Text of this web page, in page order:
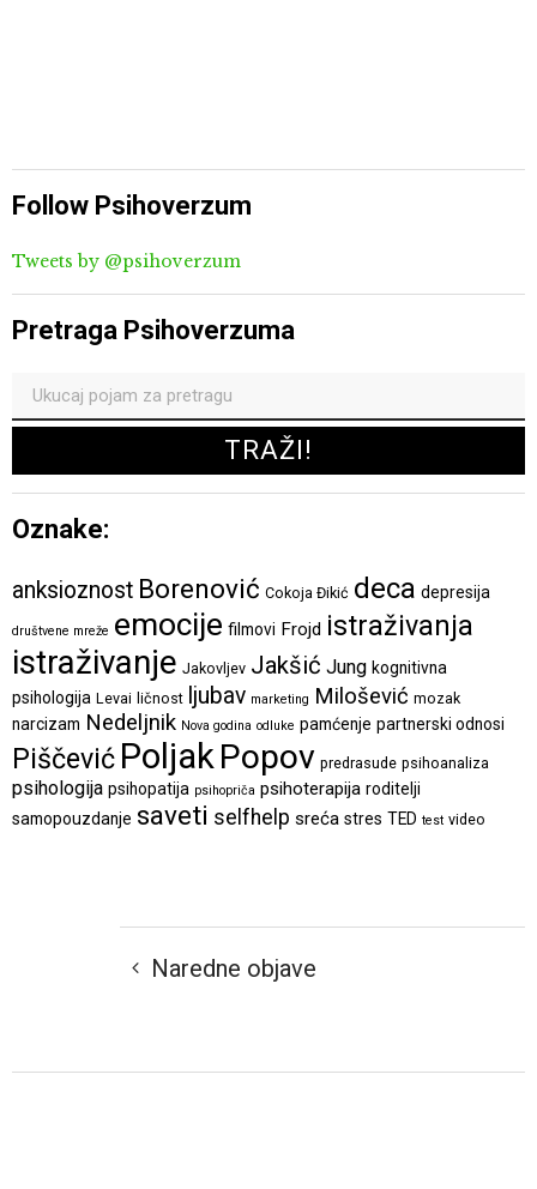
Follow Psihoverzum
Tweets by @psihoverzum
Pretraga Psihoverzuma
Oznake:
anksioznost Borenović Cokoja Đikić deca depresija
društvene mreže emocije filmovi Frojd istraživanja
istraživanje Jakovljev Jakšić Jung kognitivna
psihologija Levai ličnost ljubav marketing Milošević mozak
narcizam Nedeljnik Nova godina odluke pamćenje partnerski odnosi
Piščević PoljakPopov predrasude psihoanaliza
psihologija psihopatija psihopriča psihoterapija roditelji
samopouzdanje saveti selfhelp sreća stres TED test video
Naredne objave